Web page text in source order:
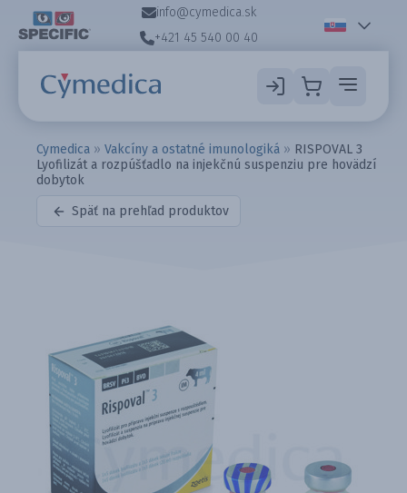
info@cymedica.sk
+421 45 540 00 40
Cymedica » Vakcíny a ostatné imunologiká » RISPOVAL 3
Lyofilizát a rozpúšťadlo na injekčnú suspenziu pre hovädzí
dobytok
Späť na prehľad produktov